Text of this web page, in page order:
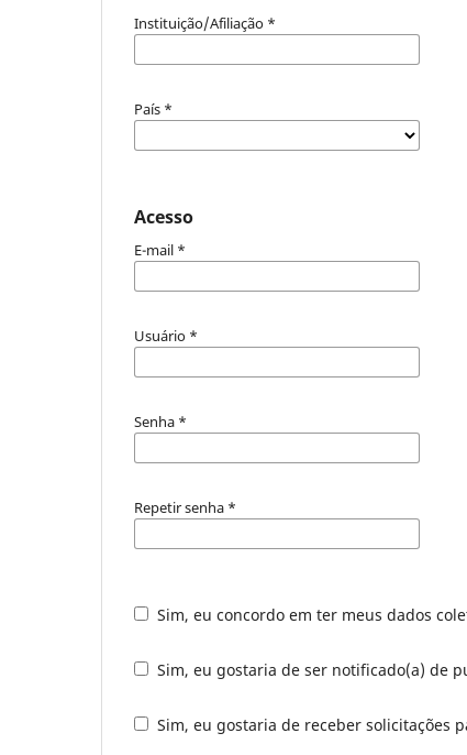
Instituição/Afiliação *
País *
Acesso
E-mail *
Usuário *
Senha *
Repetir senha *
Sim, eu concordo em ter meus dados
Sim, eu gostaria de ser notificado(a) de
Sim, eu gostaria de receber solicitações